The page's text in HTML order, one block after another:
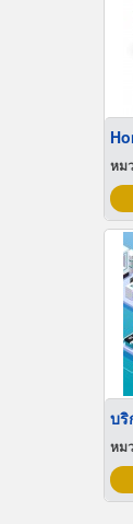
หม
หม